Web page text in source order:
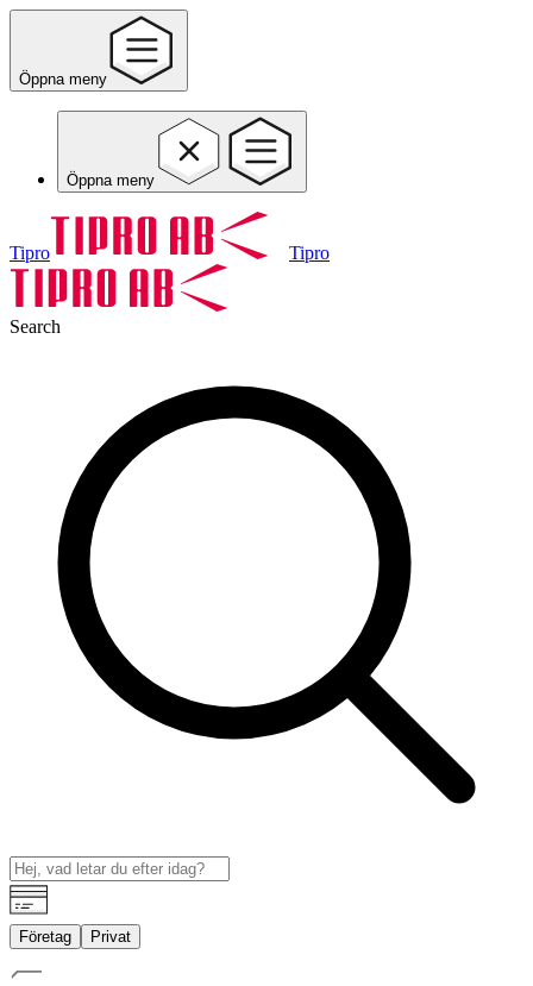
Öppna meny
Öppna meny
Tipro Tipro
Search
Företag Privat